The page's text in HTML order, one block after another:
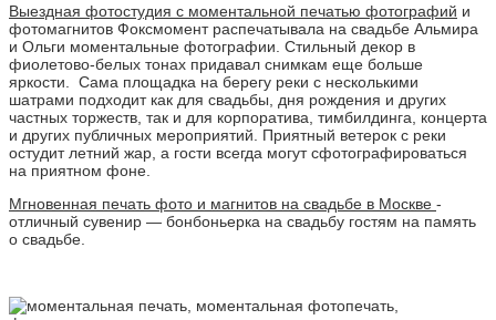
Выездная фотостудия с моментальной печатью фотографий и
фотомагнитов Фоксмомент распечатывала на свадьбе Альмира
и Ольги моментальные фотографии. Стильный декор в
фиолетово-белых тонах придавал снимкам еще больше
яркости. Сама площадка на берегу реки с несколькими
шатрами подходит как для свадьбы, дня рождения и других
частных торжеств, так и для корпоратива, тимбилдинга, концерта
и других публичных мероприятий. Приятный ветерок с реки
остудит летний жар, а гости всегда могут сфотографироваться
на приятном фоне.
Мгновенная печать фото и магнитов на свадьбе в Москве -
отличный сувенир — бонбоньерка на свадьбу гостям на память
о свадьбе.